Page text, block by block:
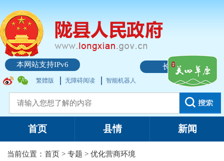
本网站支持IPv6 长者模式
繁體版 无障碍阅读 智能机器人
首页 县情 新闻
当前位置：首页 >专题 >优化营商环境